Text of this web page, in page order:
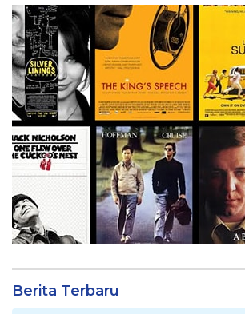
Berita Terbaru